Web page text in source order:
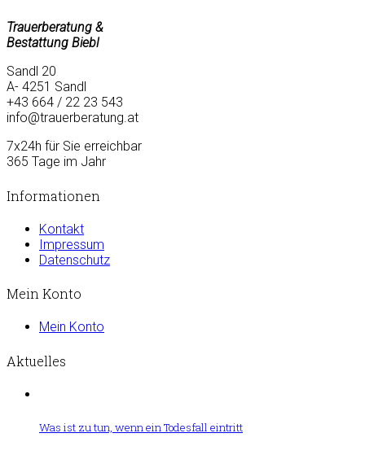
Trauerberatung &
Bestattung Biebl
Sandl 20
A- 4251 Sandl
+43 664 / 22 23 543
info@trauerberatung.at
7x24h für Sie erreichbar
365 Tage im Jahr
Informationen
Kontakt
Impressum
Datenschutz
Mein Konto
Mein Konto
Aktuelles
Was ist zu tun, wenn ein Todesfall eintritt